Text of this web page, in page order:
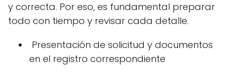
y correcta. Por eso, es fundamental preparar
todo con tiempo y revisar cada detalle.
️ Presentación de solicitud y documentos
en el registro correspondiente